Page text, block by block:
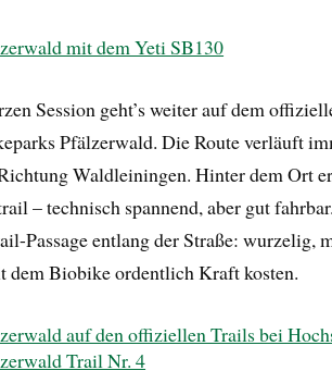
Session geht’s weiter auf dem
Pfälzerwald. Die Route verläuft
Waldleiningen. Hinter dem Ort
– technisch spannend, aber gut
Passage entlang der Straße: wurzelig,
dem Biobike ordentlich Kraft kosten.